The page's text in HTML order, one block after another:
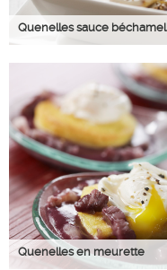
Quenelles sauce béchamel
Quenelles en meurette